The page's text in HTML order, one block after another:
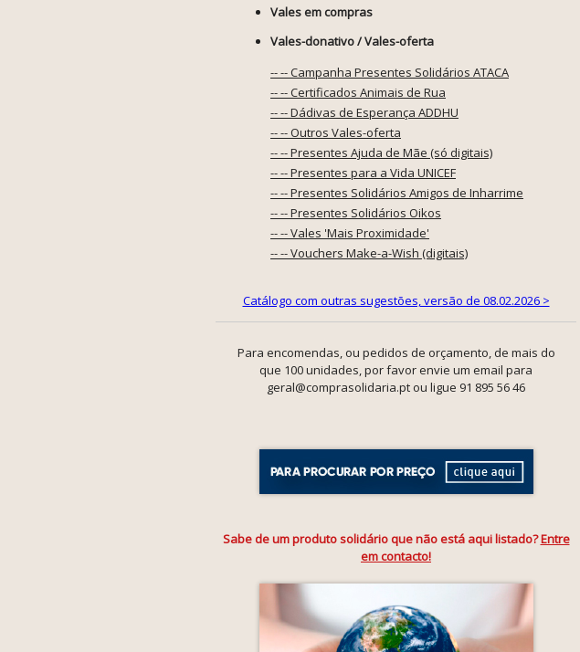
Vales em compras
Vales-donativo / Vales-oferta
-- -- Campanha Presentes Solidários ATACA
-- -- Certificados Animais de Rua
-- -- Dádivas de Esperança ADDHU
-- -- Outros Vales-oferta
-- -- Presentes Ajuda de Mãe (só digitais)
-- -- Presentes para a Vida UNICEF
-- -- Presentes Solidários Amigos de Inharrime
-- -- Presentes Solidários Oikos
-- -- Vales 'Mais Proximidade'
-- -- Vouchers Make-a-Wish (digitais)
Catálogo com outras sugestões, versão de 08.02.2026 >
Para encomendas, ou pedidos de orçamento, de mais do
que 100 unidades, por favor envie um email para
geral@comprasolidaria.pt ou ligue 91 895 56 46
Sabe de um produto solidário que não está aqui listado?Entre
em contacto!